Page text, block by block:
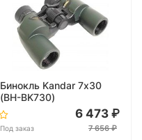
Бинокль Kandar 7х30
(BH-BK730)
Под заказ
6 473
7 656